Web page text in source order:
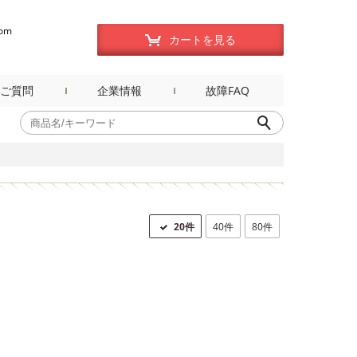
カートを見る
質問 企業情報 故障FAQ
20件 40件 80件